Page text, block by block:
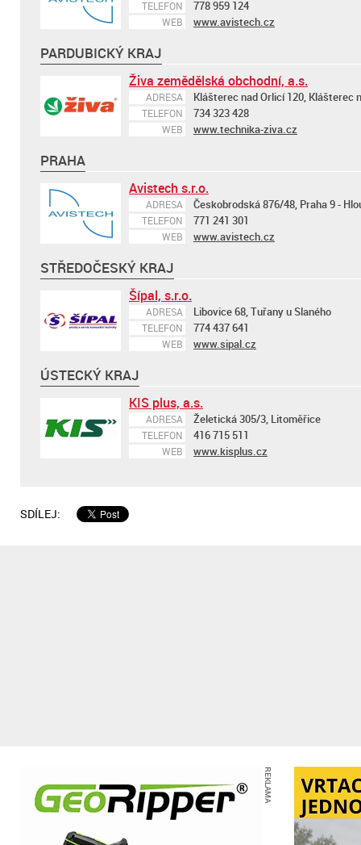
TELEFON 778 959 124
WEB www.avistech.cz
PARDUBICKÝ KRAJ
Živa zemědělská obchodní, a.s.
ADRESA Klášterec nad Orlicí 120, Klášterec
TELEFON 734 323 428
WEB www.technika-ziva.cz
PRAHA
Avistech s.r.o.
ADRESA Českobrodská 876/48, Praha 9 -
TELEFON 771 241 301
WEB www.avistech.cz
STŘEDOČESKÝ KRAJ
Šípal, s.r.o.
ADRESA Libovice 68, Tuřany u Slaného
TELEFON 774 437 641
WEB www.sipal.cz
ÚSTECKÝ KRAJ
KIS plus, a.s.
ADRESA Želetická 305/3, Litoměřice
TELEFON 416 715 511
WEB www.kisplus.cz
SDÍLEJ:
REKLAMA